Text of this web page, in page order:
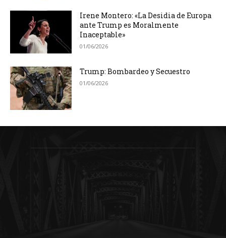
Irene Montero: «La Desidia de Europa
ante Trump es Moralmente
Inaceptable»
01/06/2026
Trump: Bombardeo y Secuestro
01/06/2026